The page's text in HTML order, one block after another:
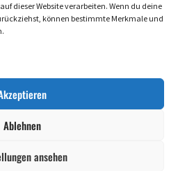
dieser Website verarbeiten. Wenn du deine
können bestimmte Merkmale und
Ablehnen
ansehen
Ein Ausblick in unsere Zukunft?
with ARTBUTLER